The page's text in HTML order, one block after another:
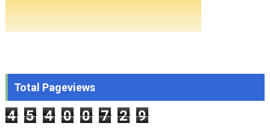
Total Pageviews
4 5 4 0 0 7 2 9